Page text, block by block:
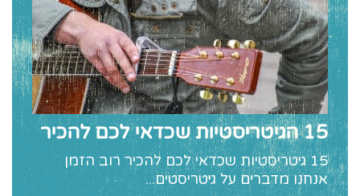
15 הגיטריסטיות שכדאי לכם להכיר
15 גיטריסטיות שכדאי לכם להכיר רוב הזמן
אנחנו מדברים על גיטריסטים...